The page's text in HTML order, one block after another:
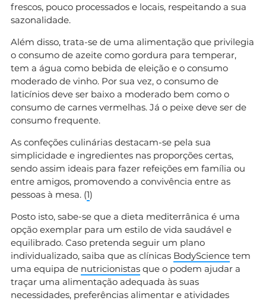
frescos, pouco processados e locais, respeitando a sua
sazonalidade.
Além disso, trata-se de uma alimentação que privilegia
o consumo de azeite como gordura para temperar,
tem a água como bebida de eleição e o consumo
moderado de vinho. Por sua vez, o consumo de
laticínios deve ser baixo a moderado bem como o
consumo de carnes vermelhas. Já o peixe deve ser de
consumo frequente.
As confeções culinárias destacam-se pela sua
simplicidade e ingredientes nas proporções certas,
sendo assim ideais para fazer refeições em família ou
entre amigos, promovendo a convivência entre as
pessoas à mesa. (1)
Posto isto, sabe-se que a dieta mediterrânica é uma
opção exemplar para um estilo de vida saudável e
equilibrado. Caso pretenda seguir um plano
individualizado, saiba que as clínicas BodyScience tem
uma equipa de nutricionistas que o podem ajudar a
traçar uma alimentação adequada às suas
necessidades, preferências alimentar e atividades